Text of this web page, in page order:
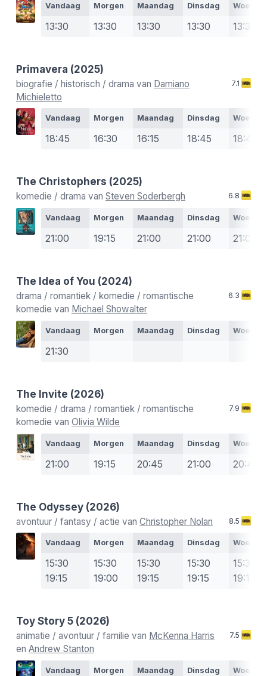
Vandaag Morgen Maandag Dinsdag
13:30 13:30 13:30 13:30 13:30
Primavera (2025)
biografie / historisch / drama van Damiano
Michieletto
7.1
Vandaag Morgen Maandag Dinsdag
18:45 16:30 16:15 18:45 18:45
The Christophers (2025)
komedie / drama van Steven Soderbergh 6.8
Vandaag Morgen Maandag Dinsdag
21:00 19:15 21:00 21:00 21:00
The Idea of You (2024)
drama / romantiek / komedie / romantische
komedie van Michael Showalter
6.3
Vandaag Morgen Maandag Dinsdag
21:30
The Invite (2026)
komedie / drama / romantiek / romantische
komedie van Olivia Wilde
7.9
Vandaag Morgen Maandag Dinsdag
21:00 19:15 20:45 21:00 20:45
The Odyssey (2026)
avontuur / fantasy / actie van Christopher Nolan 8.5
Vandaag Morgen Maandag Dinsdag
15:30
19:15
15:30
19:00
15:30
19:15
15:30
19:15
15:30
19:15
Toy Story 5 (2026)
animatie / avontuur / familie van McKenna Harris
en Andrew Stanton
7.5
Vandaag Morgen Maandag Dinsdag